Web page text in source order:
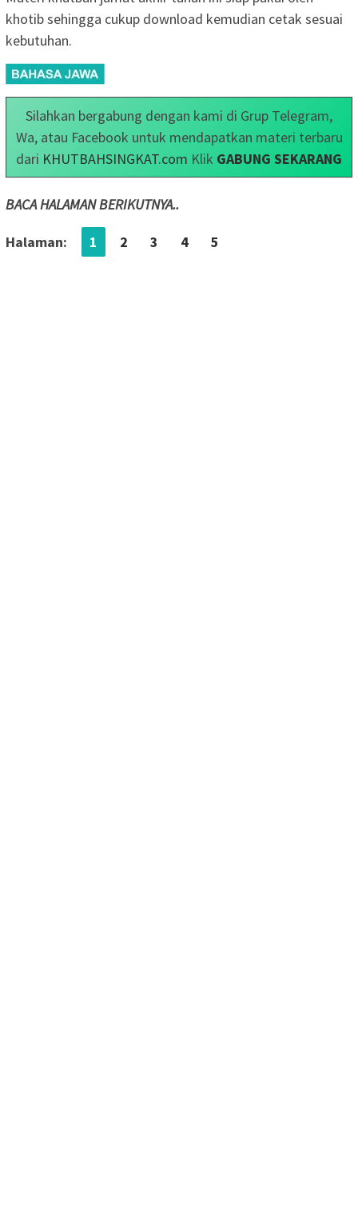
khotib sehingga cukup download kemudian cetak sesuai
kebutuhan.
Silahkan bergabung dengan kami di Grup Telegram,
Wa, atau Facebook untuk mendapatkan materi terbaru
dari KHUTBAHSINGKAT.com Klik GABUNG SEKARANG
BACA HALAMAN BERIKUTNYA..
Halaman: 1 2 3 4 5